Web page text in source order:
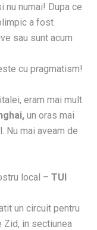
numai! Dupa ce
a fost
sau sunt acum
cu pragmatism!
eram mai mult
un oras mai
Nu mai aveam de
local – TUI
un circuit pentru
Zid, in sectiunea